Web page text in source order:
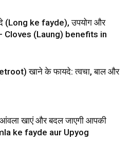
(Long ke fayde), उपयोग और
– Cloves (Laung) benefits in
खाने के फायदे: त्वचा, बाल और
आंवला खाएं और बदल जाएगी आपकी
ke fayde aur Upyog